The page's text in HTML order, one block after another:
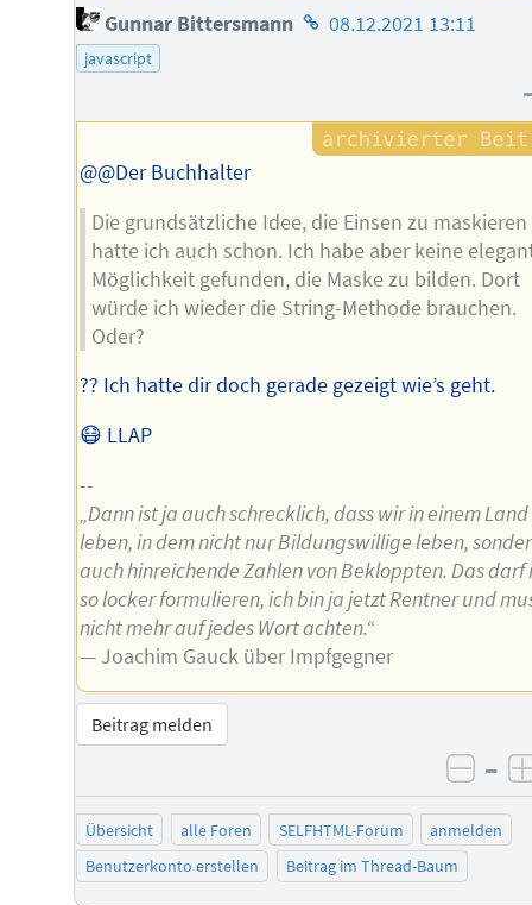
Gunnar Bittersmann Homepage
08.12.2021 13:11
javascript
@@Der Buchhalter
Die grundsätzliche Idee, die Einsen zu maskieren
hatte ich auch schon. Ich habe aber keine
Möglichkeit gefunden, die Maske zu bilden. Dort
würde ich wieder die String-Methode brauchen.
Oder?
?? Ich hatte dir doch gerade gezeigt wie’s geht.
😷 LLAP
--
„Dann ist ja auch schrecklich, dass wir in einem Land
leben, in dem nicht nur Bildungswillige leben,
auch hinreichende Zahlen von Bekloppten. Das darf
so locker formulieren, ich bin ja jetzt Rentner und
nicht mehr auf jedes Wort achten.“
— Joachim Gauck über Impfgegner
Beitrag melden
–
Übersicht alle Foren SELFHTML-Forum
anmelden
Benutzerkonto erstellen
Beitrag im Thread-Baum